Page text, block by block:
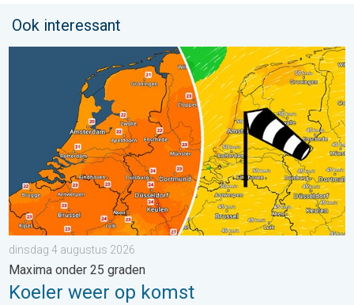
Ook interessant
Koeler weer op komst. Maxima onder 25 graden. . . dinsdag
dinsdag 4 augustus 2026
Maxima onder 25 graden
Koeler weer op komst